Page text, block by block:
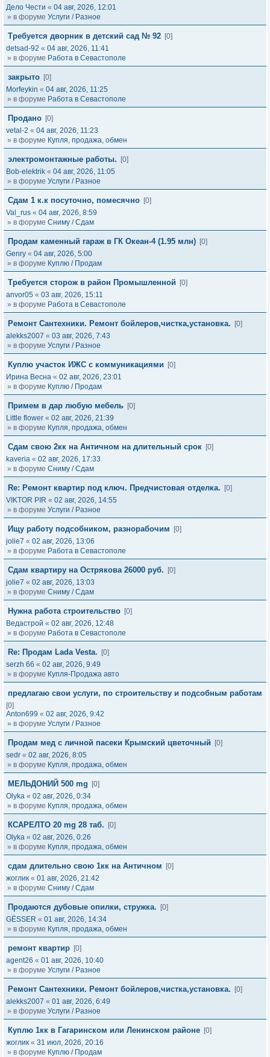
Дело Чести « 04 авг, 2026, 12:01
» в форуме Услуги / Разное
Требуется дворник в детский сад № 92 [0]
detsad-92 « 04 авг, 2026, 11:41
» в форуме Работа в Севастополе
закрыто [0]
Morfeykin « 04 авг, 2026, 11:25
» в форуме Работа в Севастополе
Продано [0]
vetal-2 « 04 авг, 2026, 11:23
» в форуме Купля, продажа, обмен
электромонтажные работы.
[0]
Bob-elektrik « 04 авг, 2026, 11:05
» в форуме Услуги / Разное
Сдам 1 к.к посуточно, помесячно [0]
Val_rus « 04 авг, 2026, 8:59
» в форуме Сниму / Сдам
Продам каменный гараж в ГК Океан-4 (1.95 млн) [0]
Genry « 04 авг, 2026, 5:00
» в форуме Куплю / Продам
Требуется сторож в район Промышленной
[0]
anvor05 « 03 авг, 2026, 15:11
» в форуме Работа в Севастополе
Ремонт Сантехники. Ремонт бойлеров,чистка,установка.
[0]
alekks2007 « 03 авг, 2026, 7:43
» в форуме Услуги / Разное
Куплю участок ИЖС с коммуникациями
[0]
Ирина Весна « 02 авг, 2026, 23:01
» в форуме Куплю / Продам
Примем в дар любую мебель [0]
Little flower « 02 авг, 2026, 21:39
» в форуме Купля, продажа, обмен
Сдам свою 2кк на Античном на длительный срок [0]
kaveria « 02 авг, 2026, 17:33
» в форуме Сниму / Сдам
Re: Ремонт квартир под ключ. Предчистовая отделка.
[0]
VIKTOR PIR « 02 авг, 2026, 14:55
» в форуме Услуги / Разное
Ищу работу подсобником, разнорабочим
[0]
jolie7 « 02 авг, 2026, 13:06
» в форуме Работа в Севастополе
Сдам квартиру на Острякова 26000 руб.
[0]
jolie7 « 02 авг, 2026, 13:03
» в форуме Сниму / Сдам
Нужна работа строительство [0]
Ведастрой « 02 авг, 2026, 12:48
» в форуме Работа в Севастополе
Re: Продам Lada Vesta.
[0]
serzh 66 « 02 авг, 2026, 9:49
» в форуме Купля-Продажа авто
предлагаю свои услуги, по строительству и подсобным работам
[0]
Anton699 « 02 авг, 2026, 9:42
» в форуме Услуги / Разное
Продам мед с личной пасеки Крымский цветочный
[0]
sedr « 02 авг, 2026, 8:05
» в форуме Купля, продажа, обмен
МЕЛЬДОНИЙ 500 mg
[0]
Olyka « 02 авг, 2026, 0:34
» в форуме Купля, продажа, обмен
КСАРЕЛТО 20 mg 28 таб.
[0]
Olyka « 02 авг, 2026, 0:26
» в форуме Купля, продажа, обмен
сдам длительно свою 1кк на Античном
[0]
жоглик « 01 авг, 2026, 21:42
» в форуме Сниму / Сдам
Продаются дубовые опилки, стружка.
[0]
GЁSSER « 01 авг, 2026, 14:34
» в форуме Купля, продажа, обмен
ремонт квартир [0]
agent26 « 01 авг, 2026, 10:40
» в форуме Услуги / Разное
Ремонт Сантехники. Ремонт бойлеров,чистка,установка.
[0]
alekks2007 « 01 авг, 2026, 6:49
» в форуме Услуги / Разное
Куплю 1кк в Гагаринском или Ленинском районе [0]
жоглик « 31 июл, 2026, 20:16
» в форуме Куплю / Продам